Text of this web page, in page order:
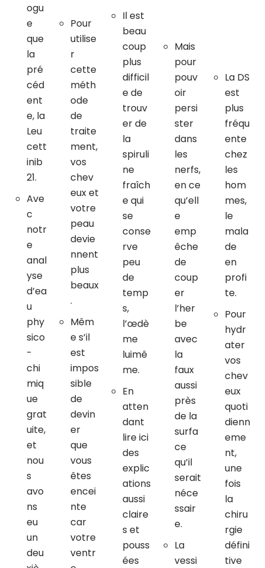
ogu
e
que
la
pré
céd
ent
e, la
Leu
cett
inib
21.
Ave
c
notr
e
anal
yse
d’ea
u
phy
sico
-
chi
miq
ue
grat
uite,
et
nou
s
avo
ns
eu
un
deu
Pour
utilise
r
cette
méth
ode
de
traite
ment,
vos
chev
eux et
votre
peau
devie
nnent
plus
beaux
.
Mêm
e s’il
est
impos
sible
de
devin
er
que
vous
êtes
encei
nte
car
votre
ventr
Il est
beau
coup
plus
difficil
e de
trouv
er de
la
spiruli
ne
fraîch
e qui
se
conse
rve
peu
de
temp
s,
l’œdè
me
luimê
me.
En
atten
dant
lire ici
des
explic
ations
aussi
claire
s et
pouss
ées
Mais
pour
pouv
oir
persi
ster
dans
les
nerfs,
en ce
qu’ell
e
emp
êche
de
coup
er
l’her
be
avec
la
faux
aussi
près
de la
surfa
ce
qu’il
serait
néce
ssair
e.
La
vessi
La DS
est
plus
fréqu
ente
chez
les
hom
mes,
le
mala
de
en
profi
te.
Pour
hydr
ater
vos
chev
eux
quoti
dienn
eme
nt,
une
fois
la
chiru
rgie
défini
tive